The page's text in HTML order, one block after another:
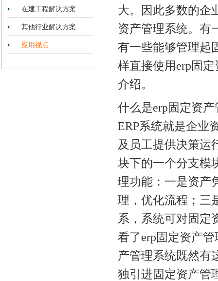
在建工程解决方案
其他行业解决方案
应用视点
大。因此多数的企
资产管理系统。有
有一些能够管理起
样直接使用erp固
介绍。
什么是erp固定资
ERP系统就是企业
及员工提供决策运
块下的一个分支模
理功能：一是资产
理，优化流程；三
系，系统可对固定
看了erp固定资产
产管理系统既然有
独引进固定资产管